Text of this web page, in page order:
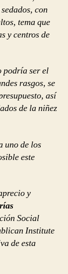
con
tema que
y centros de
podría ser el
rasgos, se
así
de la niñez
uno de los
este
y
Social
Institute
de esta